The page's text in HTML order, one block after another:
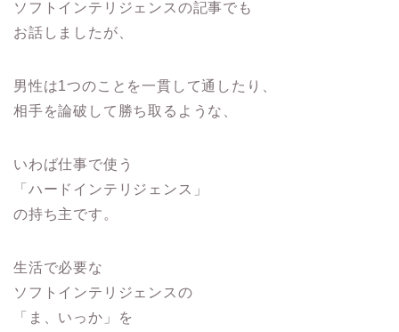
ソフトインテリジェンスの記事でも
お話しましたが、
男性は1つのことを一貫して通したり、
相手を論破して勝ち取るような、
いわば仕事で使う
「ハードインテリジェンス」
の持ち主です。
生活で必要な
ソフトインテリジェンスの
「ま、いっか」を